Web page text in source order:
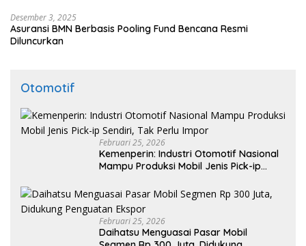
Desember 3, 2025
Asuransi BMN Berbasis Pooling Fund Bencana Resmi
Diluncurkan
Otomotif
Februari 25, 2026
Kemenperin: Industri Otomotif Nasional
Mampu Produksi Mobil Jenis Pick-ip
Februari 25, 2026
Daihatsu Menguasai Pasar Mobil